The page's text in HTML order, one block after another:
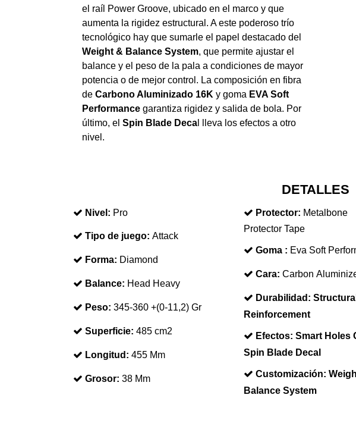
el raíl Power Groove, ubicado en el marco y que
aumenta la rigidez estructural. A este poderoso trío
tecnológico hay que sumarle el papel destacado del
Weight & Balance System, que permite ajustar el
balance y el peso de la pala a condiciones de mayor
potencia o de mejor control. La composición en fibra
de Carbono Aluminizado 16K y goma EVA Soft
Performancegarantiza rigidez y salida de bola. Por
último, el Spin Blade Decal lleva los efectos a otro
nivel.
DETALLES
Nivel: Pro
Tipo de juego: Attack
Forma: Diamond
Balance: Head Heavy
Peso: 345-360 +(0-11,2) Gr
Superficie: 485 cm2
Longitud: 455 Mm
Grosor: 38 Mm
Protector: Metalbone
Protector Tape
Goma : Eva Soft
Cara: Carbon
Durabilidad: Structural
Reinforcement
Efectos: Smart Holes
Spin Blade Decal
Customización:
Balance System